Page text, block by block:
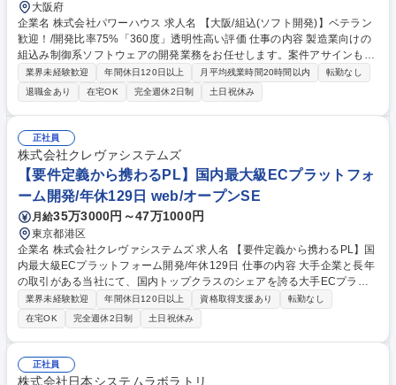
大阪府
企業名 株式会社パワーハウス 求人名 【大阪/組込(ソフト開発)】ベテラン
歓迎！/開発比率75%「360度」透明性高い評価 仕事の内容 製造業向けの
組込み制御系ソフトウェアの開発業務をお任せします。案件アサインも保
有スキル/成長観点/希望との一致など多角的に判断。直近の業務や作業割
合は必要な能力・経験をご覧ください。社員ファースト環境 ＜案件例＞ ■
デジタル一眼カメラ（開発環境：C++、C、Tron、担当フェーズ：調査・
分析、要件定義、基本設計、詳細設計、製造、品質向上作業） ■ファクト
リー・オートメーション向けアプリケーション（開発環境：C++、C#、担
当フェーズ：調査・分析、設計、製造） ※業務経験の豊富な方は、要件定
義/基本設計など上流工程からの参画や、管理業務もお任せします。 募集
職種 【大阪/組込(ソフト開発)】ベテラン歓迎！/開発比率75%「360度」
透明性高い評価
業界未経験歓迎 年間休日120日以上 月平均残業時間20時間以内
転勤なし
退職金あり
在宅OK 完全週休2日制 土日祝休み
正社員
株式会社クレヴァシステムズ
【要件定義から携わるPL】国内最大級ECプラットフォ
ーム開発/年休129日 web/オープンSE
月給35万3000円～47万1000円
東京都港区
企業名 株式会社クレヴァシステムズ 求人名 【要件定義から携わるPL】国
内最大級ECプラットフォーム開発/年休129日 仕事の内容 大手企業と長年
の取引がある当社にて、国内トップクラスのシェアを誇る大手ECプラッ
トフォームをベースとした、大規模ECサイトやWebアプリシステムの
「要件定義～設計・構築」をお任せします。 【要件定義のディレクショ
ン】エンドユーザー（顧客）と直接対話・折衝し、ビジネスの要望を正し
くシステム要件へと落とし込みます。 【ウォーターフォール開発の推進】
納期が明確に決まっているプロジェクトのため、スケジュール管理やスコ
ープ調整を行い、着実なローンチを目指します。 【チームの伴走・フォロ
業界未経験歓迎 年間休日120日以上 資格取得支援あり
転勤なし
在宅OK
完全週休2日制 土日祝休み
正社員
株式会社日本システムラボラトリ